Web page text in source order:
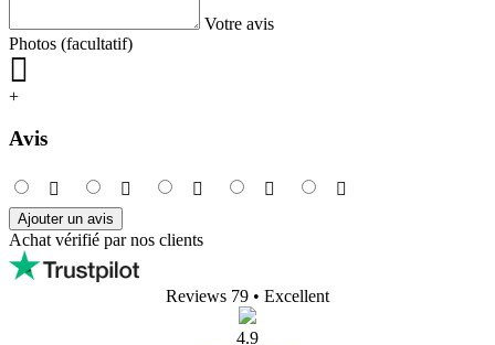
Votre avis
Photos (facultatif)
+
Avis
Ajouter un avis
Achat vérifié par nos clients
Reviews 79 • Excellent
4.9